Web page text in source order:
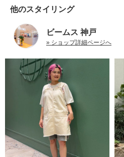
他のスタイリング
ビームス 神戸
» ショップ詳細ページへ